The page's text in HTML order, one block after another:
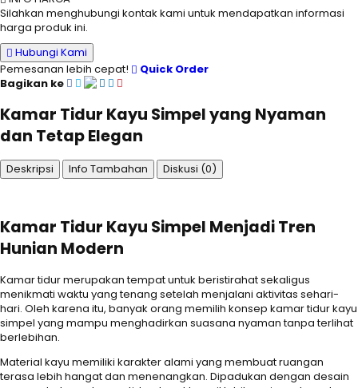
Silahkan menghubungi kontak kami untuk mendapatkan informasi
harga produk ini.
Hubungi Kami
Pemesanan lebih cepat!
Quick Order
Bagikan ke
Kamar Tidur Kayu Simpel yang Nyaman
dan Tetap Elegan
Deskripsi Info Tambahan Diskusi (0)
Kamar Tidur Kayu Simpel Menjadi Tren
Hunian Modern
Kamar tidur merupakan tempat untuk beristirahat sekaligus
menikmati waktu yang tenang setelah menjalani aktivitas sehari-
hari. Oleh karena itu, banyak orang memilih konsep kamar tidur kayu
simpel yang mampu menghadirkan suasana nyaman tanpa terlihat
berlebihan.
Material kayu memiliki karakter alami yang membuat ruangan
terasa lebih hangat dan menenangkan. Dipadukan dengan desain